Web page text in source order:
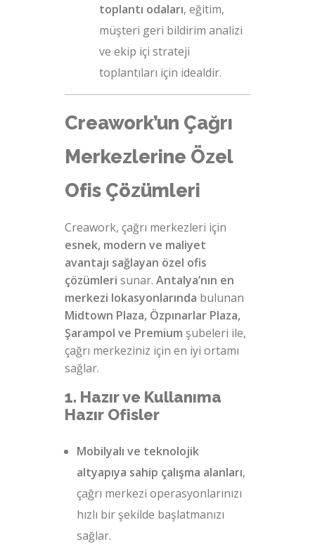
toplantı odaları, eğitim,
müşteri geri bildirim analizi
ve ekip içi strateji
toplantıları için idealdir.
Creawork’un Çağrı
Merkezlerine Özel
Ofis Çözümleri
Creawork, çağrı merkezleri için
esnek, modern ve maliyet
avantajı sağlayan özel ofis
çözümleri sunar. Antalya’nın en
merkezi lokasyonlarında bulunan
Midtown Plaza, Özpınarlar Plaza,
Şarampol ve Premium şubeleri ile,
çağrı merkeziniz için en iyi ortamı
sağlar.
1. Hazır ve Kullanıma
Hazır Ofisler
Mobilyalı ve teknolojik
altyapıya sahip çalışma alanları,
çağrı merkezi operasyonlarınızı
hızlı bir şekilde başlatmanızı
sağlar.